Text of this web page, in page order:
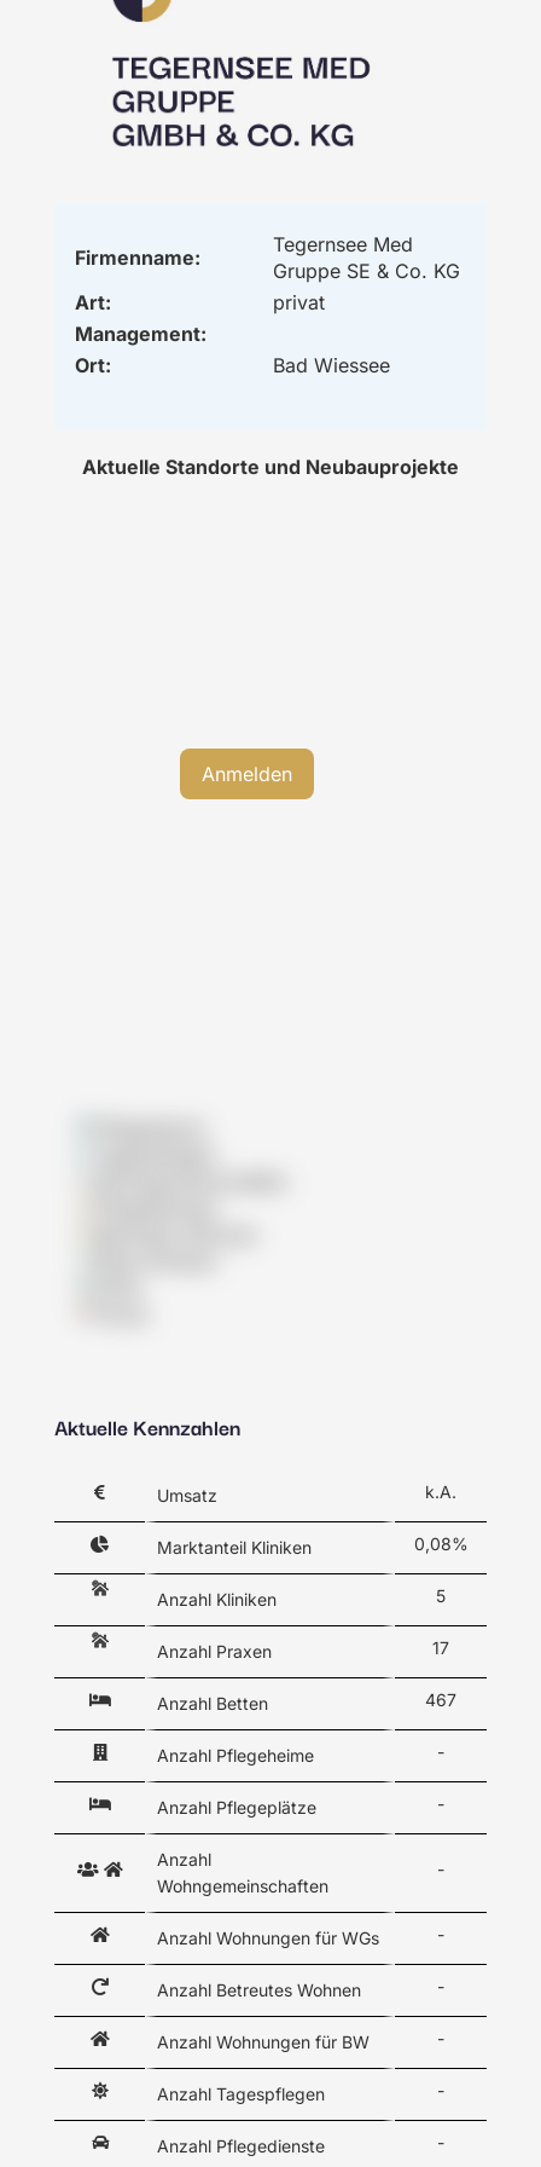
Firmenname:
Tegernsee Med
Gruppe SE & Co. KG
Art:
privat
Management:
Ort:
Bad Wiessee
Aktuelle Standorte und Neubauprojekte
Aktuelle Kennzahlen
Umsatz k.A.
Marktanteil Kliniken 0,08%
Anzahl Kliniken 5
Anzahl Praxen 17
Anzahl Betten 467
Anzahl Pflegeheime -
Anzahl Pflegeplätze -
Anzahl
Wohngemeinschaften
-
Anzahl Wohnungen für WGs -
Anzahl Betreutes Wohnen -
Anzahl Wohnungen für BW -
Anzahl Tagespflegen -
Anzahl Pflegedienste -